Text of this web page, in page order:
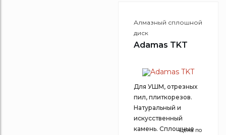
Алмазный сплошной
диск
Adamas TKT
Для УШМ, отрезных
пил, плиткорезов.
Натуральный и
искусственный
камень. Сплошные
Цена по